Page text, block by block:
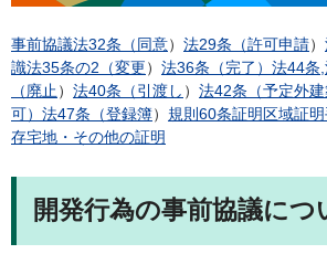
事前協議法32条（同意） 法29条（許可申請）
識法35条の2（変更） 法36条（完了） 法44条
（廃止 ） 法40条（引渡し ） 法42条（予定外
可） 法47条（登録簿） 規則60条証明 区域証明
存宅地・その他の証明
開発行為の事前協議につ